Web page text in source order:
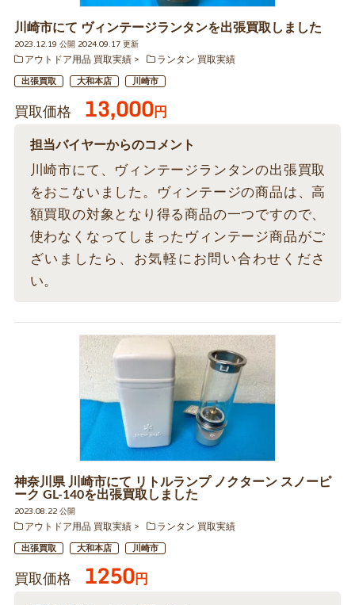
川崎市にて ヴィンテージランタンを出張買取しました
2023.12.19 公開 2024.09.17 更新
アウトドア用品 買取実績
ランタン 買取実績
出張買取 大和本店 川崎市
買取価格 13,000円
担当バイヤーからのコメント
川崎市にて、ヴィンテージランタンの出張買取
をおこないました。ヴィンテージの商品は、高
額買取の対象となり得る商品の一つですので、
使わなくなってしまったヴィンテージ商品がご
ざいましたら、お気軽にお問い合わせくださ
い。
神奈川県 川崎市にて リトルランプ ノクターン スノーピ
ーク GL-140を出張買取しました
2023.08.22 公開
アウトドア用品 買取実績
ランタン 買取実績
出張買取 大和本店 川崎市
買取価格 1250円